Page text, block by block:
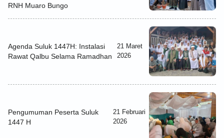
RNH Muaro Bungo
Agenda Suluk 1447H: Instalasi
Rawat Qalbu Selama Ramadhan
21 Maret
2026
Pengumuman Peserta Suluk
1447 H
21 Februari
2026